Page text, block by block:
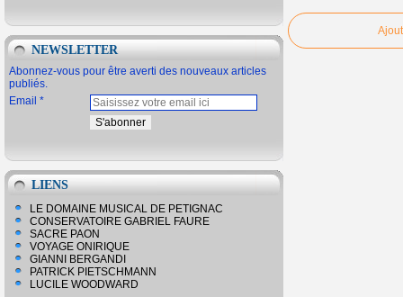
NEWSLETTER
Abonnez-vous pour être averti des nouveaux articles
publiés.
Email
LIENS
LE DOMAINE MUSICAL DE PETIGNAC
CONSERVATOIRE GABRIEL FAURE
SACRE PAON
VOYAGE ONIRIQUE
GIANNI BERGANDI
PATRICK PIETSCHMANN
LUCILE WOODWARD